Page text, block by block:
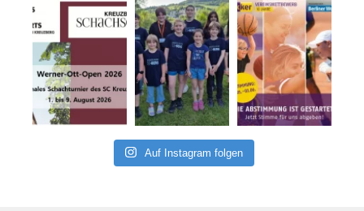
Auf Instagram folgen